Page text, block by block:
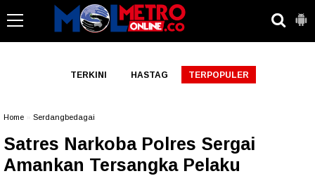
TERKINI HASTAG TERPOPULER
Home Serdangbedagai
Satres Narkoba Polres Sergai
Amankan Tersangka Pelaku